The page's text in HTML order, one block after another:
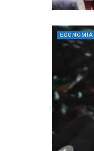
ECONOMIA